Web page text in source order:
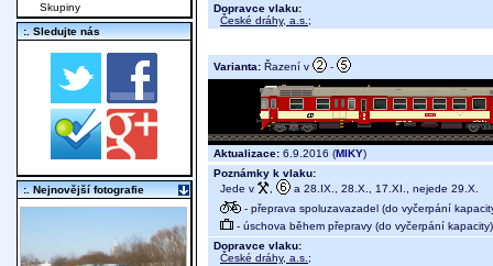
Dopravce vlaku:
České dráhy, a.s. ;
Varianta: Řazení v -
Aktualizace: 6.9.2016 (MIKY)
Poznámky k vlaku:
Jede v
a 28.IX., 28.X., 17.XI., nejede 29.X.
- přeprava spoluzavazadel (do vyčerpání
- úschova během přepravy (do vyčerpání kapacity)
Dopravce vlaku:
České dráhy, a.s. ;
Skupiny
:. Sledujte nás
:. Nejnovější fotografie